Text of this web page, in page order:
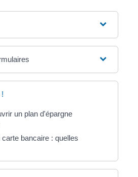
un plan d'épargne
bancaire : quelles